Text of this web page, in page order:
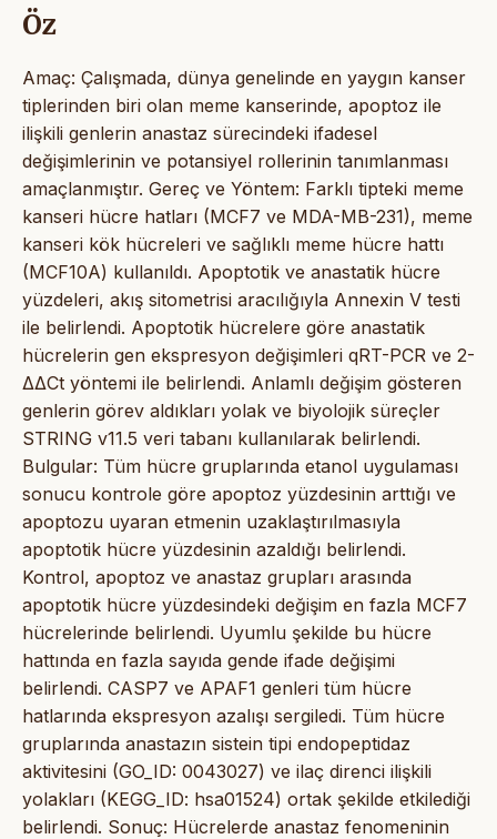
Öz
Amaç: Çalışmada, dünya genelinde en yaygın kanser
tiplerinden biri olan meme kanserinde, apoptoz ile
ilişkili genlerin anastaz sürecindeki ifadesel
değişimlerinin ve potansiyel rollerinin tanımlanması
amaçlanmıştır. Gereç ve Yöntem: Farklı tipteki meme
kanseri hücre hatları (MCF7 ve MDA-MB-231), meme
kanseri kök hücreleri ve sağlıklı meme hücre hattı
(MCF10A) kullanıldı. Apoptotik ve anastatik hücre
yüzdeleri, akış sitometrisi aracılığıyla Annexin V testi
ile belirlendi. Apoptotik hücrelere göre anastatik
hücrelerin gen ekspresyon değişimleri qRT-PCR ve 2-
ΔΔCt yöntemi ile belirlendi. Anlamlı değişim gösteren
genlerin görev aldıkları yolak ve biyolojik süreçler
STRING v11.5 veri tabanı kullanılarak belirlendi.
Bulgular: Tüm hücre gruplarında etanol uygulaması
sonucu kontrole göre apoptoz yüzdesinin arttığı ve
apoptozu uyaran etmenin uzaklaştırılmasıyla
apoptotik hücre yüzdesinin azaldığı belirlendi.
Kontrol, apoptoz ve anastaz grupları arasında
apoptotik hücre yüzdesindeki değişim en fazla MCF7
hücrelerinde belirlendi. Uyumlu şekilde bu hücre
hattında en fazla sayıda gende ifade değişimi
belirlendi. CASP7 ve APAF1 genleri tüm hücre
hatlarında ekspresyon azalışı sergiledi. Tüm hücre
gruplarında anastazın sistein tipi endopeptidaz
aktivitesini (GO_ID: 0043027) ve ilaç direnci ilişkili
yolakları (KEGG_ID: hsa01524) ortak şekilde etkilediği
belirlendi. Sonuç: Hücrelerde anastaz fenomeninin